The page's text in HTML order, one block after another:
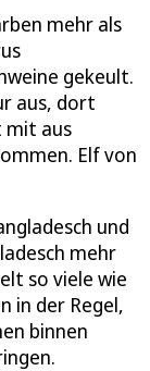
mehr als
gekeult.
aus, dort
mit aus
Elf von
und
mehr
so viele wie
in der Regel,
binnen